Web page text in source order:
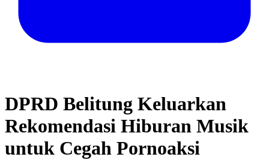
DPRD Belitung Keluarkan
Rekomendasi Hiburan Musik
untuk Cegah Pornoaksi